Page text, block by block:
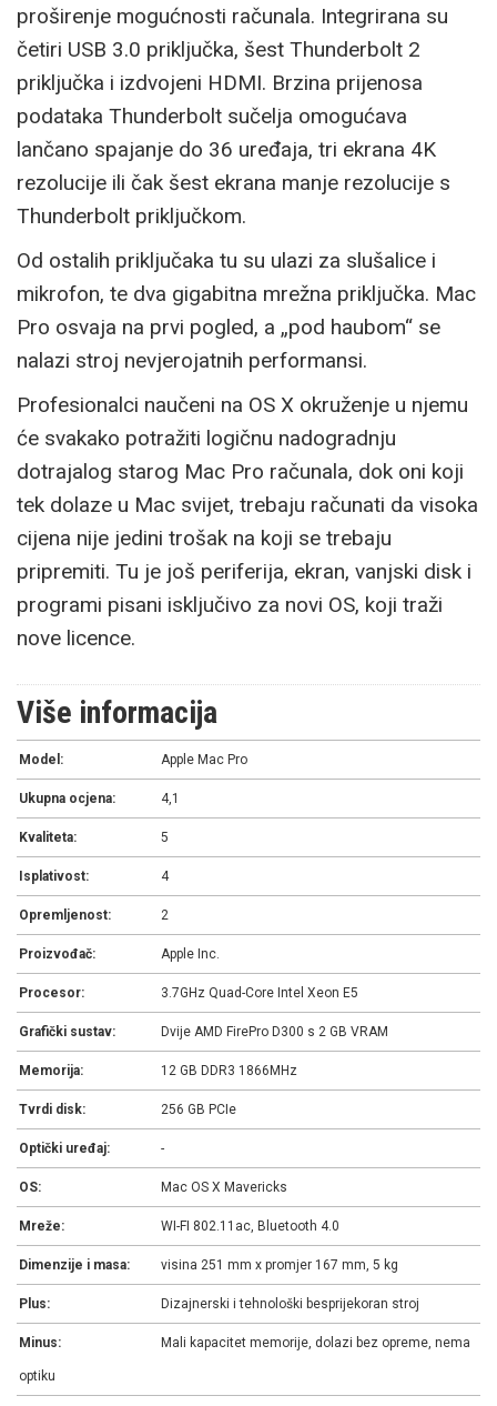
proširenje mogućnosti računala. Integrirana su
četiri USB 3.0 priključka, šest Thunderbolt 2
priključka i izdvojeni HDMI. Brzina prijenosa
podataka Thunderbolt sučelja omogućava
lančano spajanje do 36 uređaja, tri ekrana 4K
rezolucije ili čak šest ekrana manje rezolucije s
Thunderbolt priključkom.
Od ostalih priključaka tu su ulazi za slušalice i
mikrofon, te dva gigabitna mrežna priključka. Mac
Pro osvaja na prvi pogled, a „pod haubom“ se
nalazi stroj nevjerojatnih performansi.
Profesionalci naučeni na OS X okruženje u njemu
će svakako potražiti logičnu nadogradnju
dotrajalog starog Mac Pro računala, dok oni koji
tek dolaze u Mac svijet, trebaju računati da visoka
cijena nije jedini trošak na koji se trebaju
pripremiti. Tu je još periferija, ekran, vanjski disk i
programi pisani isključivo za novi OS, koji traži
nove licence.
Više informacija
Model: Apple Mac Pro
Ukupna ocjena: 4,1
Kvaliteta: 5
Isplativost: 4
Opremljenost: 2
Proizvođač: Apple Inc.
Procesor: 3.7GHz Quad-Core Intel Xeon E5
Grafički sustav: Dvije AMD FirePro D300 s 2 GB VRAM
Memorija: 12 GB DDR3 1866MHz
Tvrdi disk: 256 GB PCIe
Optički uređaj: -
OS: Mac OS X Mavericks
Mreže: WI-FI 802.11ac, Bluetooth 4.0
Dimenzije i masa: visina 251 mm x promjer 167 mm, 5 kg
Plus: Dizajnerski i tehnološki besprijekoran stroj
Minus: Mali kapacitet memorije, dolazi bez opreme, nema
optiku